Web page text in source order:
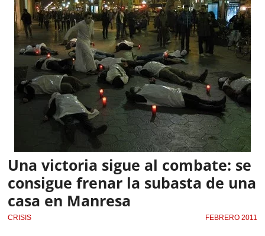
Una victoria sigue al combate: se
consigue frenar la subasta de una
casa en Manresa
CRISIS FEBRERO 2011